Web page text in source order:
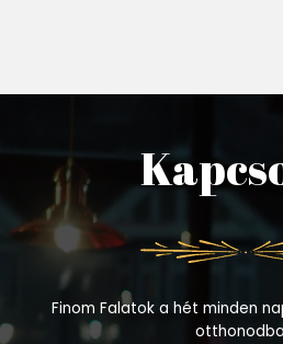
Finom Falatok a hét minden